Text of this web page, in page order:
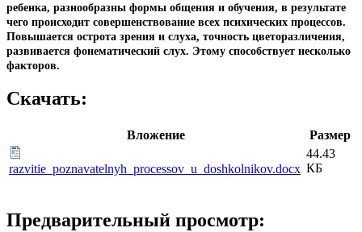
ребенка, разнообразны формы общения и обучения, в результате
чего происходит совершенствование всех психических процессов.
Повышается острота зрения и слуха, точность цветоразличения,
развивается фонематический слух. Этому способствует несколько
факторов.
Скачать:
Вложение Размер
razvitie_poznavatelnyh_processov_u_doshkolnikov.docx
44.43
КБ
Предварительный просмотр: